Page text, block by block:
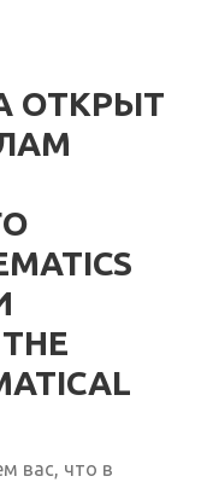
ОТКРЫТ
вас, что в